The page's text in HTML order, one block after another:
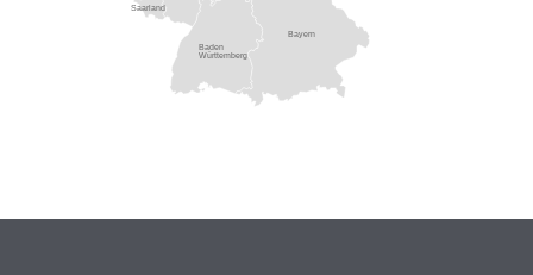
Baden
Württemberg
Bayern
Saarland